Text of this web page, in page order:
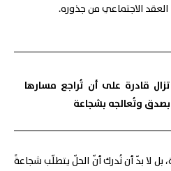
العقد الاجتماعي من جذوره.
قادرة على أن تُراجع مسارها
وتُعالجه بشجاعة
بل لا بدّ أن نُدرك أنّ الحلّ يتطلّب شجاعةً